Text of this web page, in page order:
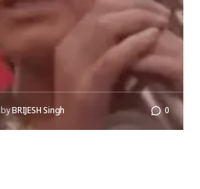
byBRIJESH Singh 0